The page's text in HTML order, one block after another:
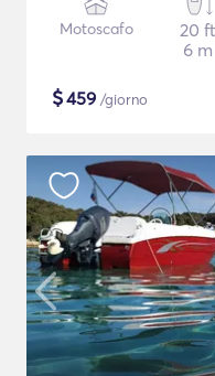
Motoscafo
20 ft
6 m
$459 /giorno